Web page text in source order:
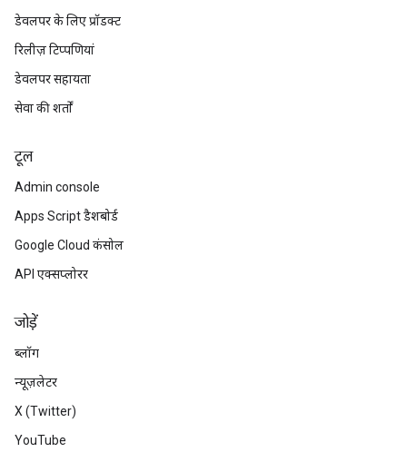
डेवलपर के लिए प्रॉडक्ट
रिलीज़ टिप्पणियां
डेवलपर सहायता
सेवा की शर्तों
टूल
Admin console
Apps Script डैशबोर्ड
Google Cloud कंसोल
API एक्सप्लोरर
जोड़ें
ब्लॉग
न्यूज़लेटर
X (Twitter)
YouTube